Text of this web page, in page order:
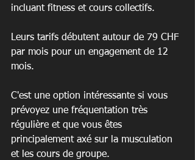
incluant fitness et cours collectifs.
Leurs tarifs débutent autour de 79 CHF
par mois pour un engagement de 12
mois.
C'est une option intéressante si vous
prévoyez une fréquentation très
régulière et que vous êtes
principalement axé sur la musculation
et les cours de groupe.